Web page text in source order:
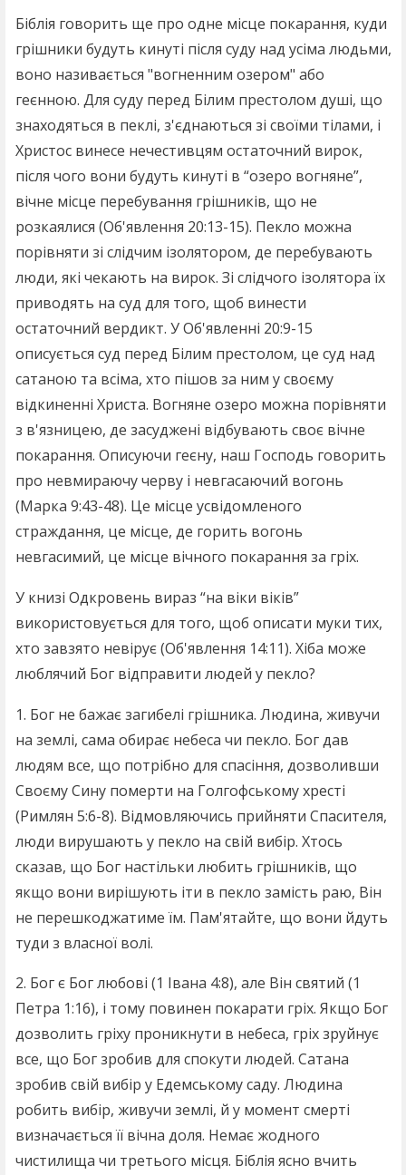
Біблія говорить ще про одне місце покарання, куди
грішники будуть кинуті після суду над усіма людьми,
воно називається "вогненним озером" або
геєнною. Для суду перед Білим престолом душі, що
знаходяться в пеклі, з'єднаються зі своїми тілами, і
Христос винесе нечестивцям остаточний вирок,
після чого вони будуть кинуті в “озеро вогняне”,
вічне місце перебування грішників, що не
розкаялися (Об'явлення 20:13-15). Пекло можна
порівняти зі слідчим ізолятором, де перебувають
люди, які чекають на вирок. Зі слідчого ізолятора їх
приводять на суд для того, щоб винести
остаточний вердикт. У Об'явленні 20:9-15
описується суд перед Білим престолом, це суд над
сатаною та всіма, хто пішов за ним у своєму
відкиненні Христа. Вогняне озеро можна порівняти
з в'язницею, де засуджені відбувають своє вічне
покарання. Описуючи геєну, наш Господь говорить
про невмираючу черву і невгасаючий вогонь
(Марка 9:43-48). Це місце усвідомленого
страждання, це місце, де горить вогонь
невгасимий, це місце вічного покарання за гріх.
У книзі Одкровень вираз “на віки віків”
використовується для того, щоб описати муки тих,
хто завзято невірує (Об'явлення 14:11). Хіба може
люблячий Бог відправити людей у ​​пекло?
1. Бог не бажає загибелі грішника. Людина, живучи
на землі, сама обирає небеса чи пекло. Бог дав
людям все, що потрібно для спасіння, дозволивши
Своєму Сину померти на Голгофському хресті
(Римлян 5:6-8). Відмовляючись прийняти Спасителя,
люди вирушають у пекло на свій вибір. Хтось
сказав, що Бог настільки любить грішників, що
якщо вони вирішують іти в пекло замість раю, Він
не перешкоджатиме їм. Пам'ятайте, що вони йдуть
туди з власної волі.
2. Бог є Бог любові (1 Івана 4:8), але Він святий (1
Петра 1:16), і тому повинен покарати гріх. Якщо Бог
дозволить гріху проникнути в небеса, гріх зруйнує
все, що Бог зробив для спокути людей. Сатана
зробив свій вибір у Едемському саду. Людина
робить вибір, живучи землі, й у момент смерті
визначається її вічна доля. Немає жодного
чистилища чи третього місця. Біблія ясно вчить